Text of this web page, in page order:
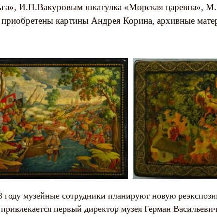
И.П.Вакуровым шкатулка «Морская царевна»,
приобретены картины Андрея Корина, архивные
году музейные сотрудники планируют новую
первый директор музея Герман